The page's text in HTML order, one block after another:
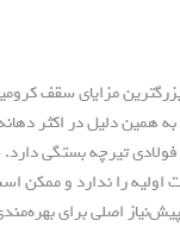
مزایای سقف
همین دلیل در اکثر
تیرچه بستگی
اولیه را ندارد و
اصلی برای